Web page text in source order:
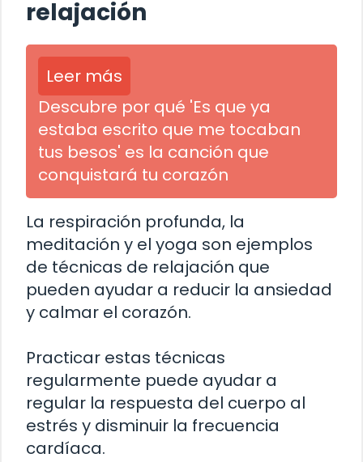
relajación
Leer más
Descubre por qué 'Es que ya
estaba escrito que me tocaban
tus besos' es la canción que
conquistará tu corazón
La respiración profunda, la
meditación y el yoga son ejemplos
de técnicas de relajación que
pueden ayudar a reducir la ansiedad
y calmar el corazón.
Practicar estas técnicas
regularmente puede ayudar a
regular la respuesta del cuerpo al
estrés y disminuir la frecuencia
cardíaca.